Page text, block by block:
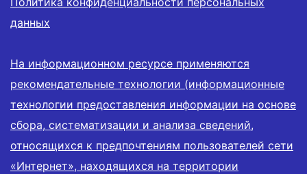
данных
На информационном ресурсе применяются
рекомендательные технологии (информационные
технологии предоставления информации на основе
сбора, систематизации и анализа сведений,
относящихся к предпочтениям пользователей сети
«Интернет», находящихся на территории